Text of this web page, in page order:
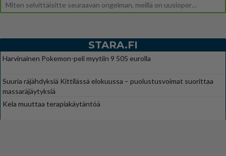
Miten selvittäisitte seuraavan ongelman, meillä on uusioperhe, minulla teini-ikäiset lapset ja puolisolla aikuiset, jotk
STARA.FI
Harvinainen Pokemon-peli myytiin 9 505 eurolla
Suuria räjähdyksiä Kittilässä elokuussa – puolustusvoimat suorittaa
massaräjäytyksiä
Kela muuttaa terapiakäytäntöä